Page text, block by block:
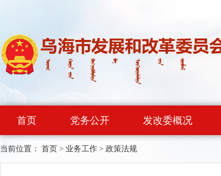
首页 党务公开 发改委概况
当前位置： 首页 > 业务工作 > 政策法规